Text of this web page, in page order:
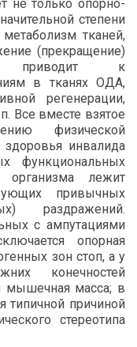
не только опорно-
степени
тканей,
(прекращение)
приводит к
в тканях ОДА,
регенерации,
Все вместе взятое
физической
инвалида
функциональных
организма лежит
привычных
раздражений.
с ампутациями
опорная
зон стоп, а у
конечностей
мышечная масса; в
типичной причиной
стереотипа